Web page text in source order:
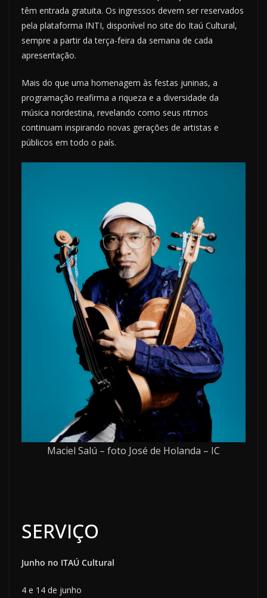
têm entrada gratuita. Os ingressos devem ser reservados
pela plataforma INTI, disponível no site do Itaú Cultural,
sempre a partir da terça-feira da semana de cada
apresentação.
Mais do que uma homenagem às festas juninas, a
programação reafirma a riqueza e a diversidade da
música nordestina, revelando como seus ritmos
continuam inspirando novas gerações de artistas e
públicos em todo o país.
Maciel Salú – foto José de Holanda – IC
SERVIÇO
Junho no ITAÚ Cultural
4 e 14 de junho